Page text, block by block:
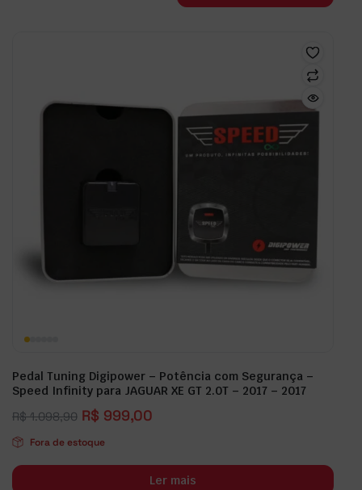
Pedal Tuning Digipower – Potência com Segurança –
Speed Infinity para JAGUAR XE GT 2.0T – 2017 – 2017
R$1.098,90 R$ 999,00
Fora de estoque
Ler mais